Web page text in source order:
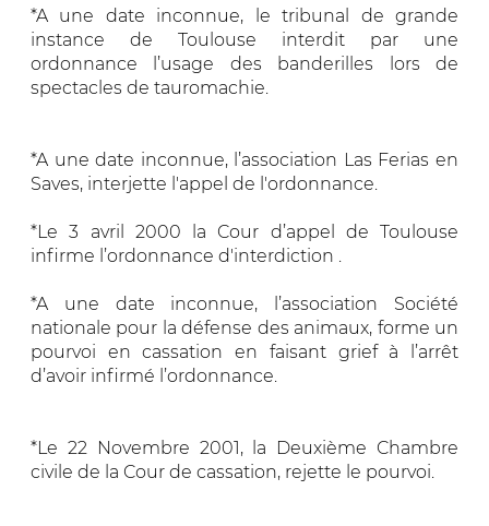
*A une date inconnue, le tribunal de grande
instance de Toulouse interdit par une
ordonnance l’usage des banderilles lors de
spectacles de tauromachie.
*A une date inconnue, l’association Las Ferias en
Saves, interjette l'appel de l'ordonnance.
*Le 3 avril 2000 la Cour d’appel de Toulouse
infirme l’ordonnance d'interdiction .
*A une date inconnue, l’association Société
nationale pour la défense des animaux, forme un
pourvoi en cassation en faisant grief à l’arrêt
d’avoir infirmé l’ordonnance.
*Le 22 Novembre 2001, la Deuxième Chambre
civile de la Cour de cassation, rejette le pourvoi.